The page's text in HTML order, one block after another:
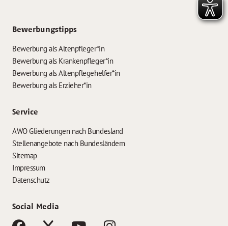
Bewerbungstipps
Bewerbung als Altenpfleger*in
Bewerbung als Krankenpfleger*in
Bewerbung als Altenpflegehelfer*in
Bewerbung als Erzieher*in
Service
AWO Gliederungen nach Bundesland
Stellenangebote nach Bundesländern
Sitemap
Impressum
Datenschutz
Social Media